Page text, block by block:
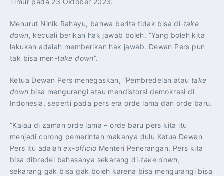
Menurut Ninik Rahayu, bahwa berita tidak bisa di-take
down, kecuali berikan hak jawab boleh. “Yang boleh kita
lakukan adalah memberikan hak jawab. Dewan Pers pun
tak bisa men-take down”.
Ketua Dewan Pers menegaskan, “Pembredelan atau take
down bisa mengurangi atau mendistorsi demokrasi di
Indonesia, seperti pada pers era orde lama dan orde baru.
“Kalau di zaman orde lama – orde baru pers kita itu
menjadi corong pemerintah makanya dulu Ketua Dewan
Pers itu adalahex-officio Menteri Penerangan. Pers kita
bisa dibredel bahasanya sekarang di-take down,
sekarang gak bisa gak boleh karena bisa mengurangi bisa